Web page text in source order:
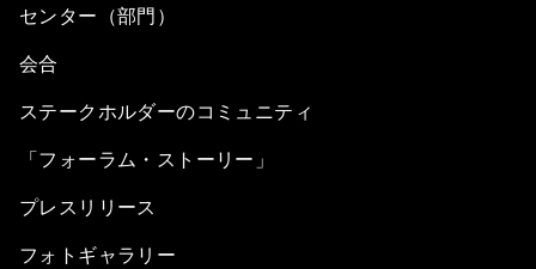
センター（部門）
会合
ステークホルダーのコミュニティ
「フォーラム・ストーリー」
プレスリリース
フォトギャラリー